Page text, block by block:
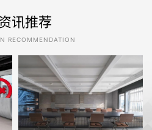
讯推荐
RECOMMENDATION